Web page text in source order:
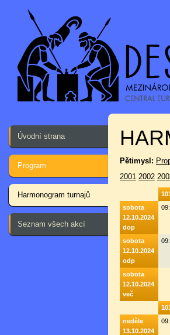
Úvodní strana
Program
Harmonogram turnajů
Seznam všech akcí
Pětimysl:
2001 2002
sobota
12.10.2024
dop
sobota
12.10.2024
odp
sobota
12.10.2024
več
neděle
13.10.2024